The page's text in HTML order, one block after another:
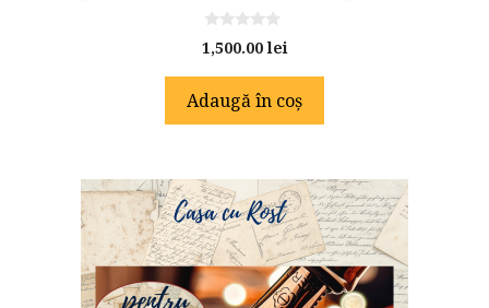
0
o
o
f
5
1,500.00lei
Adaugă în coș